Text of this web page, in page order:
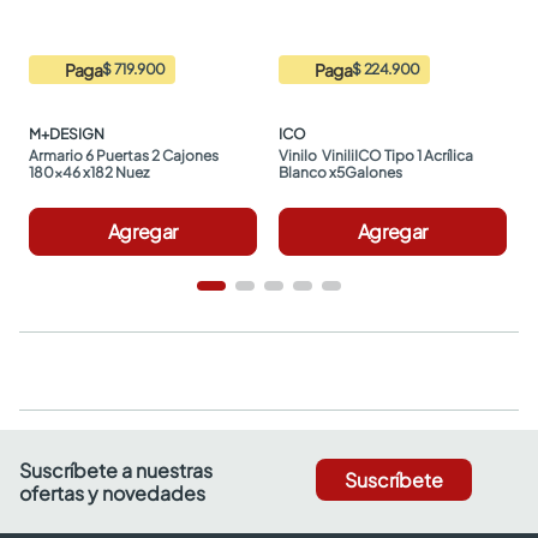
Paga$ 719.900
M+DESIGN
Armario 6 Puertas 2 Cajones
180x46 x182 Nuez
Agregar
Paga$ 224.900
ICO
Vinilo  ViniliICO Tipo 1 Acrílica
Blanco x5Galones
Agregar
Suscríbete a nuestras
ofertas y novedades
Suscríbete